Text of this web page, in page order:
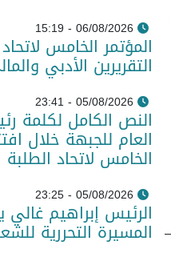
06/08/2026 - 15:19
المؤتمر الخامس
التقريرين الأدبي
05/08/2026 - 23:41
النص الكامل لكلمة
العام للجبهة خلال
الخامس لاتحاد الطلبة
05/08/2026 - 23:25
الرئيس إبراهيم غالي
المسيرة التحررية